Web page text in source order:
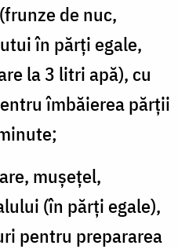
de nuc,
în părţi egale,
la 3 litri apă), cu
îmbăierea părţii
muşeţel,
(în părţi egale),
pentru prepararea